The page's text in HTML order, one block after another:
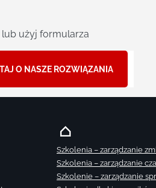
lub użyj formularza
O NASZE ROZWIĄZANIA
Szkolenia – zarządzanie
Szkolenia – zarządzanie
Szkolenie – zarządzanie